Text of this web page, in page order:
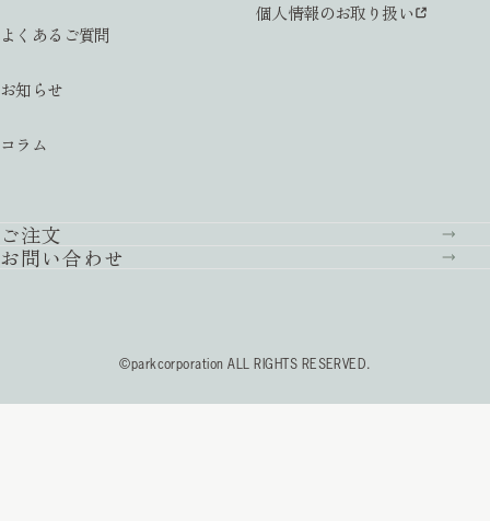
よくあるご質問
お知らせ
コラム
個人情報のお取り扱い
ご注文
お問い合わせ
©parkcorporation ALL RIGHTS RESERVED.